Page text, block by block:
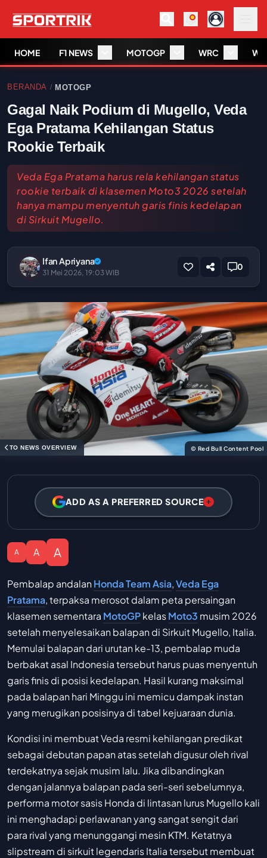
HOME F1 NEWS MOTOGP WRC
BERANDA / MOTOGP
Gagal Naik Podium di Mugello, Veda
Ega Pratama Kehilangan Status
Rookie Terbaik
Veda Ega Pratama harus rela kehilangan status
rookie terbaik di klasemen Moto3 2026 setelah
hanya mampu menyentuh garis finis kedelapan
di Sirkuit Mugello.
Ifan Apriyana
31 Mei 2026, 19:03 WIB
0
TO NEWS OVERVIEW © Red Bull Content Pool
ADD AS A PREFERRED SOURCE
A A A
Pembalap andalanHonda Team Asia,Veda Ega
Pratama, terpaksa merosot dalam peta persaingan
klasemen sementara MotoGPkelasMoto3 musim 2026
setelah menyelesaikan balapan di Sirkuit Mugello, Italia.
Memulai balapan dari urutan ke-13, pembalap muda
berbakat asal Indonesia tersebut harus puas menyentuh
garis finis di posisi kedelapan. Hasil kurang maksimal
pada balapan hari Minggu ini memicu dampak instan
yang merugikan posisinya di tabel kejuaraan dunia.
Kondisi ini membuat Veda resmi kehilangan predikat
sebagai debutan papan atas setelah digusur oleh rival
terdekatnya sejak musim lalu. Jika dibandingkan
dengan jalannya balapan pada seri-seri sebelumnya,
performa motor sasis Honda di lintasan lurus Mugello kali
ini menghadapi perlawanan yang sangat sengit dari
para rival yang menunggangi mesin KTM. Ketatnya
slipstream di sirkuit legendaris Italia tersebut membuat